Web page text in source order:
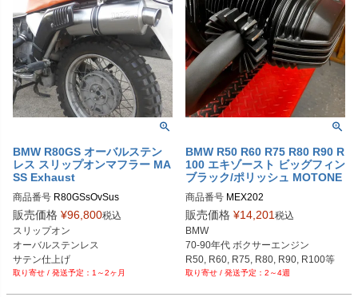
BMW R80GS オーバルステン
レス スリップオンマフラー MA
SS Exhaust
商品番号 R80GSsOvSus
※メーカーSKUなし
https://www.massmoto.it/prodotto/ova
l-inox-satin-bmw-r80-gs/
販売価格 ¥96,800税込
スリップオン
オーバルステンレス
サテン仕上げ
R80GS
1～2ヶ月
BMW R50 R60 R75 R80 R90 R
100 エキゾースト ビッグフィン
ブラック/ポリッシュ MOTONE
商品番号 MEX202
販売価格 ¥14,201税込
BMW
70-90年代 ボクサーエンジン
R50, R60, R75, R80, R90, R100等
2～4週